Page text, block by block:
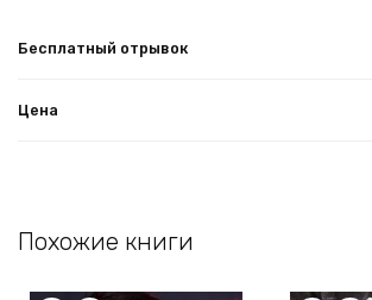
Бесплатный отрывок
Цена
Похожие книги